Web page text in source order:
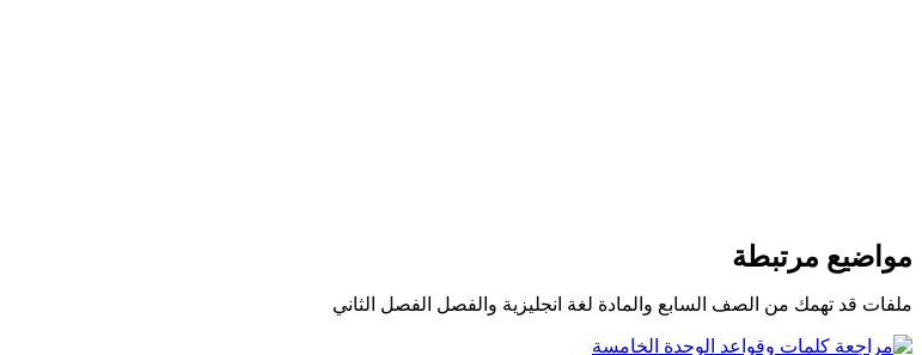
مواضيع مرتبطة
ملفات قد تهمك من الصف السابع والمادة لغة انجليزية والفصل الفصل الثاني